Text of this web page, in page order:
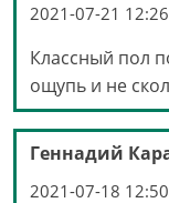
2021-07-21
Классный пол
ощупь и не
Геннадий
2021-07-18